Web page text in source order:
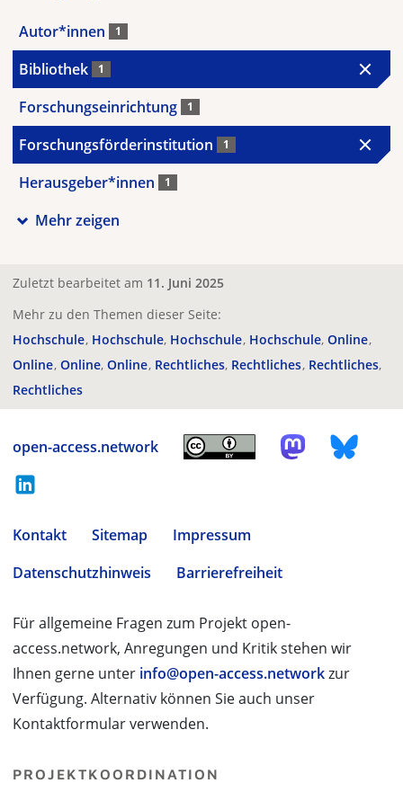
Autor*innen 1
Bibliothek 1
Forschungseinrichtung 1
Forschungsförderinstitution 1
Herausgeber*innen 1
Mehr zeigen
Zuletzt bearbeitet am 11. Juni 2025
Mehr zu den Themen dieser Seite:
Hochschule Hochschule Hochschule Hochschule Online
Online Online Online Rechtliches Rechtliches Rechtliches
Rechtliches
open-access.network
Kontakt Sitemap
Impressum
Datenschutzhinweis
Barrierefreiheit
Für allgemeine Fragen zum Projekt open-
access.network, Anregungen und Kritik stehen wir
Ihnen gerne unter info@open-access.networkzur
Verfügung. Alternativ können Sie auch unser
Kontaktformular verwenden.
PROJEKTKOORDINATION